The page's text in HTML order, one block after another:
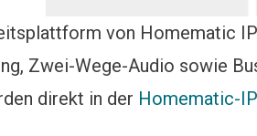
von Homematic
Zwei-Wege-Audio sowie
direkt in der Homematic-